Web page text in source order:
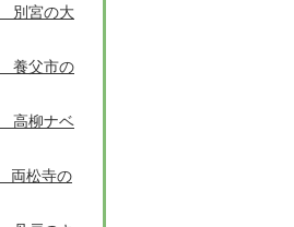
別宮の大
養父市の
高柳ナベ
両松寺の